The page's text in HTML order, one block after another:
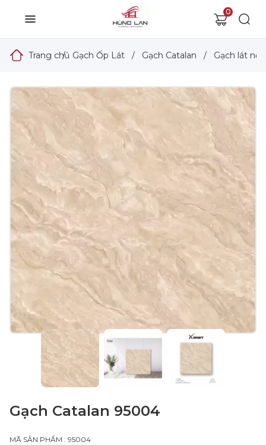
0
Trang chủ
/ Gạch Ốp Lát / Gạch Catalan / Gạch lát
Gạch Catalan 95004
MÃ SẢN PHẨM : 95004